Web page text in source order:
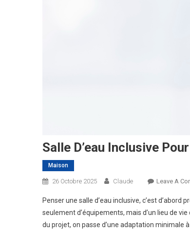
Salle D’eau Inclusive
Maison
26 Octobre 2025 Claude Leave A
Penser une salle d’eau inclusive, c’est d’abord
seulement d’équipements, mais d’un lieu de
du projet, on passe d’une adaptation minimale